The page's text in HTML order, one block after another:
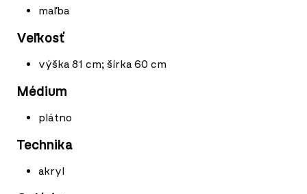
maľba
Veľkosť
výška 81 cm; šírka 60 cm
Médium
plátno
Technika
akryl